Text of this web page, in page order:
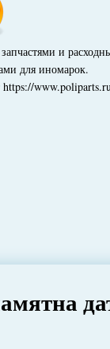
и
для иномарок.